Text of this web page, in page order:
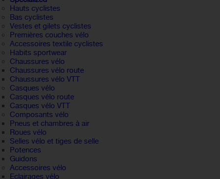
Hauts cyclistes
Bas cyclistes
Vestes et gilets cyclistes
Premières couches vélo
Accessoires textile cyclistes
Habits sportwear
Chaussures vélo
Chaussures vélo route
Chaussures vélo VTT
Casques vélo
Casques vélo route
Casques vélo VTT
Composants vélo
Pneus et chambres à air
Roues vélo
Selles vélo et tiges de selle
Potences
Guidons
Accessoires vélo
Eclairages vélo